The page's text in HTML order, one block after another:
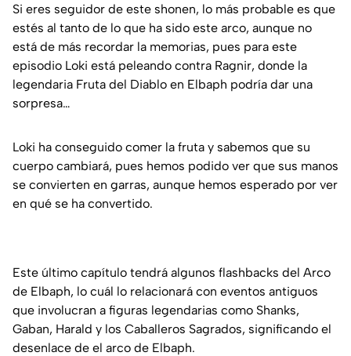
Si eres seguidor de este shonen, lo más probable es que
estés al tanto de lo que ha sido este arco, aunque no
está de más recordar la memorias, pues para este
episodio Loki está peleando contra Ragnir, donde la
legendaria Fruta del Diablo en Elbaph podría dar una
sorpresa…
Loki ha conseguido comer la fruta y sabemos que su
cuerpo cambiará, pues hemos podido ver que sus manos
se convierten en garras, aunque hemos esperado por ver
en qué se ha convertido.
Este último capítulo tendrá algunos flashbacks del Arco
de Elbaph, lo cuál lo relacionará con eventos antiguos
que involucran a figuras legendarias como Shanks,
Gaban, Harald y los Caballeros Sagrados, significando el
desenlace de el arco de Elbaph.